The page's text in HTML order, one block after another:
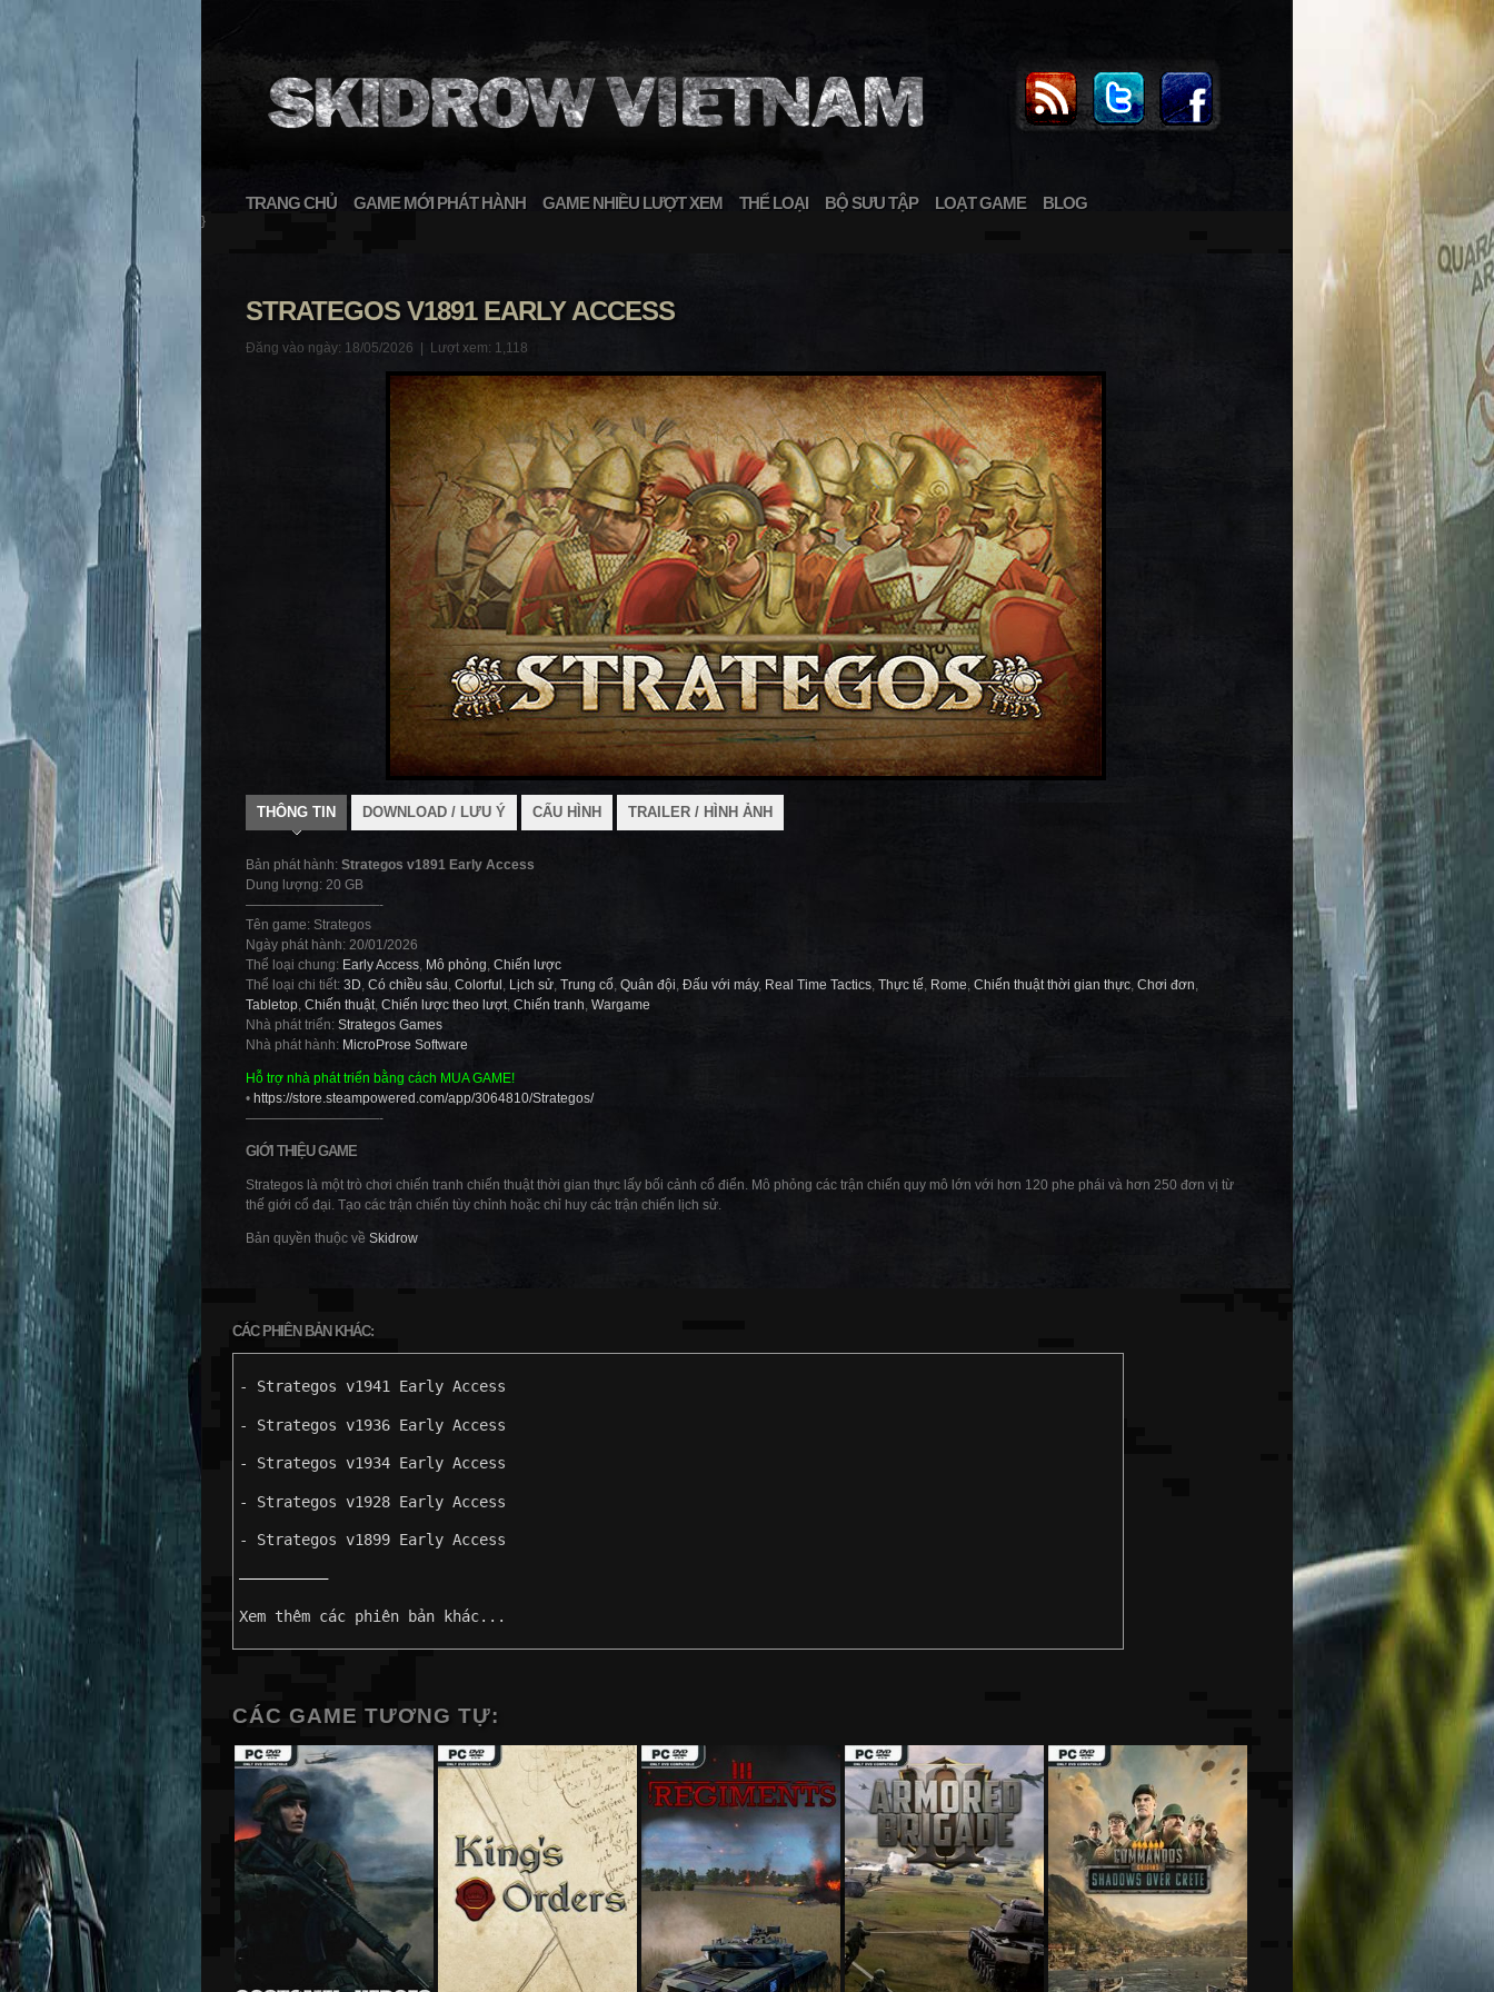
TRANG CHỦ GAME MỚI PHÁT HÀNH GAME NHIỀU LƯỢT XEM THỂ LOẠI BỘ SƯU TẬP LOẠT GAME BLOG
}
STRATEGOS V1891 EARLY ACCESS
Đăng vào ngày: 18/05/2026 | Lượt xem: 1,118
THÔNG TIN DOWNLOAD / LƯU Ý CẤU HÌNH TRAILER / HÌNH ẢNH
Bản phát hành: Strategos v1891 Early Access
Dung lượng: 20 GB
——————————-
Tên game: Strategos
Ngày phát hành: 20/01/2026
Thể loại chung: Early Access, Mô phỏng, Chiến lược
Thể loại chi tiết: 3D, Có chiều sâu, Colorful , Lịch sử, Trung cổ, Quân đội, Đấu với máy, Real Time Tactics, Thực tế, Rome, Chiến thuật thời gian thực, Chơi đơn,
Tabletop, Chiến thuật, Chiến lược theo lượt, Chiến tranh, Wargame
Nhà phát triển: Strategos Games
Nhà phát hành: MicroProse Software
Hỗ trợ nhà phát triển bằng cách MUA GAME!
• https://store.steampowered.com/app/3064810/Strategos/
——————————-
GIỚI THIỆU GAME
Strategos là một trò chơi chiến tranh chiến thuật thời gian thực lấy bối cảnh cổ điển. Mô phỏng các trận chiến quy mô lớn với hơn 120 phe phái và hơn 250 đơn vị từ
thế giới cổ đại. Tạo các trận chiến tùy chỉnh hoặc chỉ huy các trận chiến lịch sử.
Bản quyền thuộc về Skidrow
CÁC PHIÊN BẢN KHÁC:
- Strategos v1941 Early Access
- Strategos v1936 Early Access
- Strategos v1934 Early Access
- Strategos v1928 Early Access
- Strategos v1899 Early Access
——————————
Xem thêm các phiên bản khác...
CÁC GAME TƯƠNG TỰ: